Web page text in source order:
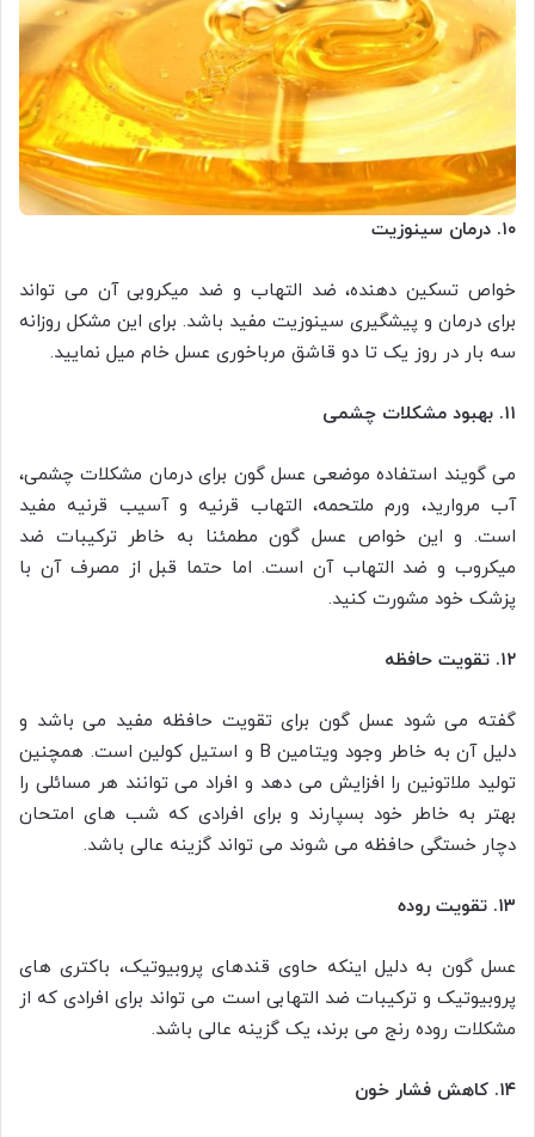
۱۰. درمان سینوزیت
خواص تسکین دهنده، ضد التهاب و ضد میکروبی آن می تواند
برای درمان و پیشگیری سینوزیت مفید باشد. برای این مشکل روزانه
سه بار در روز یک تا دو قاشق مرباخوری عسل خام میل نمایید.
۱۱. بهبود مشکلات چشمی
می گویند استفاده موضعی عسل گون برای درمان مشکلات چشمی،
آب مروارید، ورم ملتحمه، التهاب قرنیه و آسیب قرنیه مفید
است. و این خواص عسل گون مطمئنا به خاطر ترکیبات ضد
میکروب و ضد التهاب آن است. اما حتما قبل از مصرف آن با
پزشک خود مشورت کنید.
۱۲. تقویت حافظه
گفته می شود عسل گون برای تقویت حافظه مفید می باشد و
دلیل آن به خاطر وجود ویتامین B و استیل کولین است. همچنین
تولید ملاتونین را افزایش می دهد و افراد می توانند هر مسائلی را
بهتر به خاطر خود بسپارند و برای افرادی که شب های امتحان
دچار خستگی حافظه می شوند می تواند گزینه عالی باشد.
۱۳. تقویت روده
عسل گون به دلیل اینکه حاوی قندهای پروبیوتیک، باکتری های
پروبیوتیک و ترکیبات ضد التهابی است می تواند برای افرادی که از
مشکلات روده رنج می برند، یک گزینه عالی باشد.
۱۴. کاهش فشار خون